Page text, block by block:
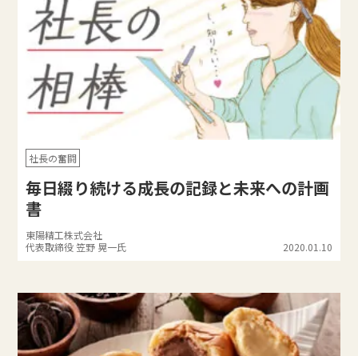
社長の奮闘
毎日綴り続ける成長の記録と未来への計画
書
東陽精工株式会社
代表取締役 笠野 晃一氏
2020.01.10